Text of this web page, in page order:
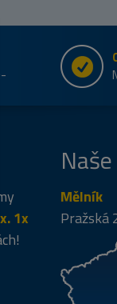
1x
Naše
Mělník
Pražská